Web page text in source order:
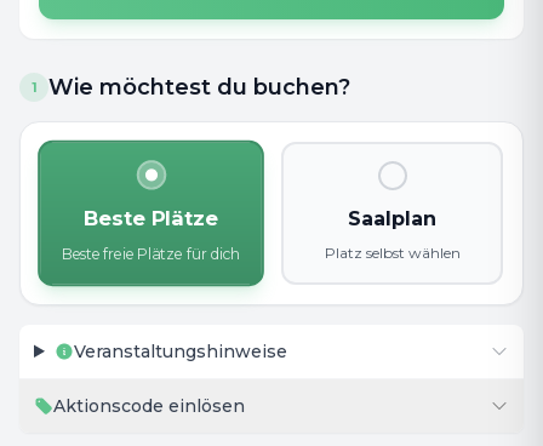
1 Wie möchtest du buchen?
Beste Plätze
Beste freie Plätze für dich
Saalplan
Platz selbst wählen
Veranstaltungshinweise
Aktionscode einlösen